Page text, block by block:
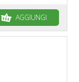
AGGIUNGI